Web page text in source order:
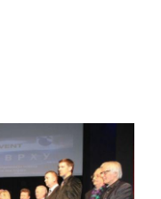
ГОДИНУ
- Ненад
ПРАВО
БОРАЧКИ